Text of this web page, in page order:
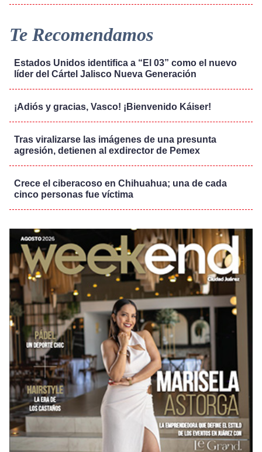
Te Recomendamos
Estados Unidos identifica a “El 03” como el nuevo
líder del Cártel Jalisco Nueva Generación
¡Adiós y gracias, Vasco! ¡Bienvenido Káiser!
Tras viralizarse las imágenes de una presunta
agresión, detienen al exdirector de Pemex
Crece el ciberacoso en Chihuahua; una de cada
cinco personas fue víctima